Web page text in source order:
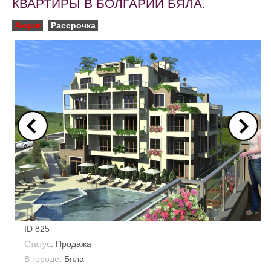
КВАРТИРЫ В БОЛГАРИИ БЯЛА.
Акция Рассрочка
ID 825
Статус: Продажа
В городе: Бяла